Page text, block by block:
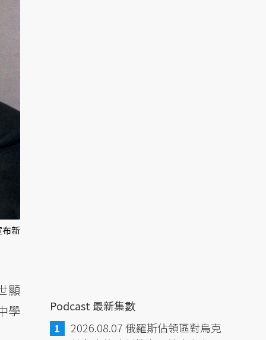
布新
顯
學
Podcast 最新集數
2026.08.07 俄羅斯佔領區對烏克